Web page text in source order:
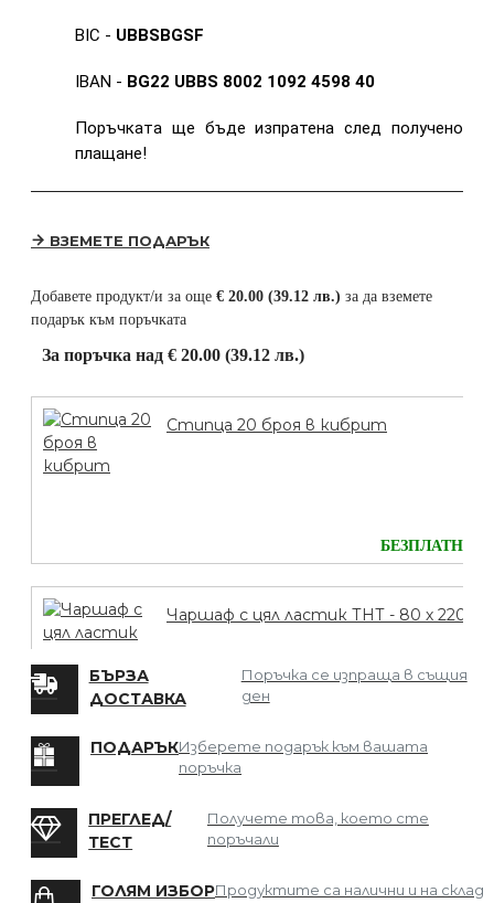
BIC - UBBSBGSF
IBAN - BG22 UBBS 8002 1092 4598 40
Поръчката ще бъде изпратена след получено
плащане!
ВЗЕМЕТЕ ПОДАРЪК
Добавете продукт/и за още € 20.00 (39.12 лв.) за да вземете
подарък към поръчката
За поръчка над € 20.00 (39.12 лв.)
Стипца 20 броя в кибрит
БЕЗПЛАТНО
Чаршаф с цял ластик ТНТ - 80 х 220
БЪРЗА
ДОСТАВКА
Поръчка се изпраща в същия
ден
ПОДАРЪКИзберете подарък към вашата
поръчка
ПРЕГЛЕД/
ТЕСТ
Получете това, което сте
поръчали
ГОЛЯМ ИЗБОРПродуктите са налични и на склад